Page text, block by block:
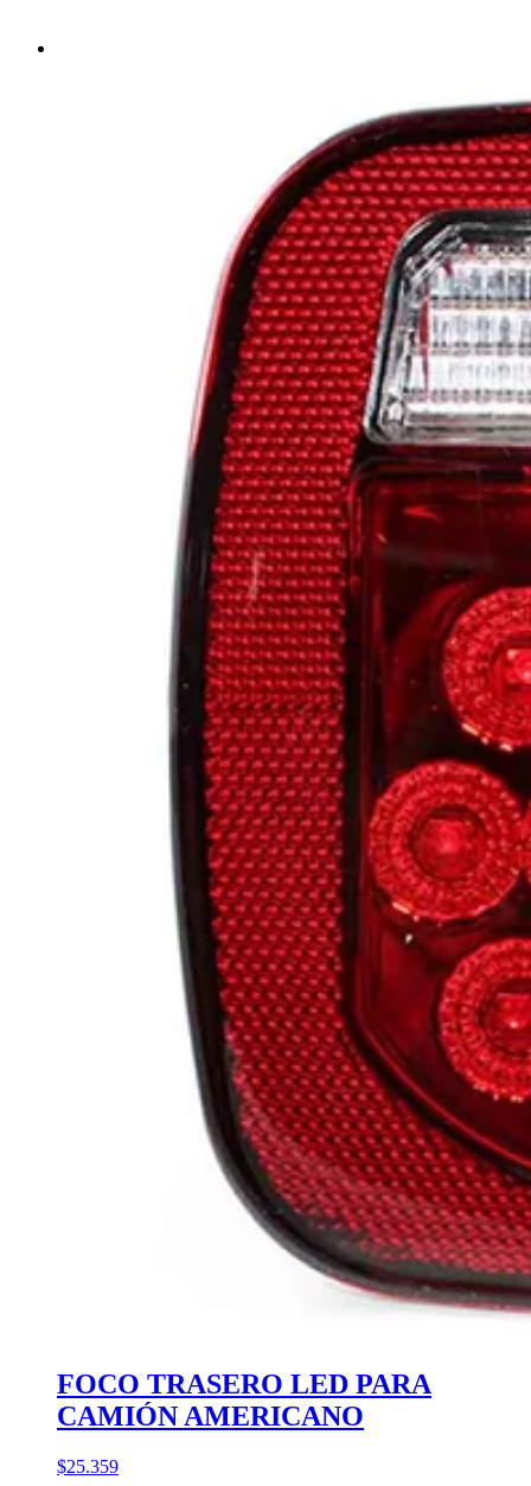
FOCO TRASERO LED PARA
CAMIÓN AMERICANO
$25.359